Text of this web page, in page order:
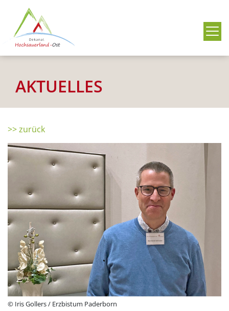
AKTUELLES
>> zurück
© Iris Gollers / Erzbistum Paderborn